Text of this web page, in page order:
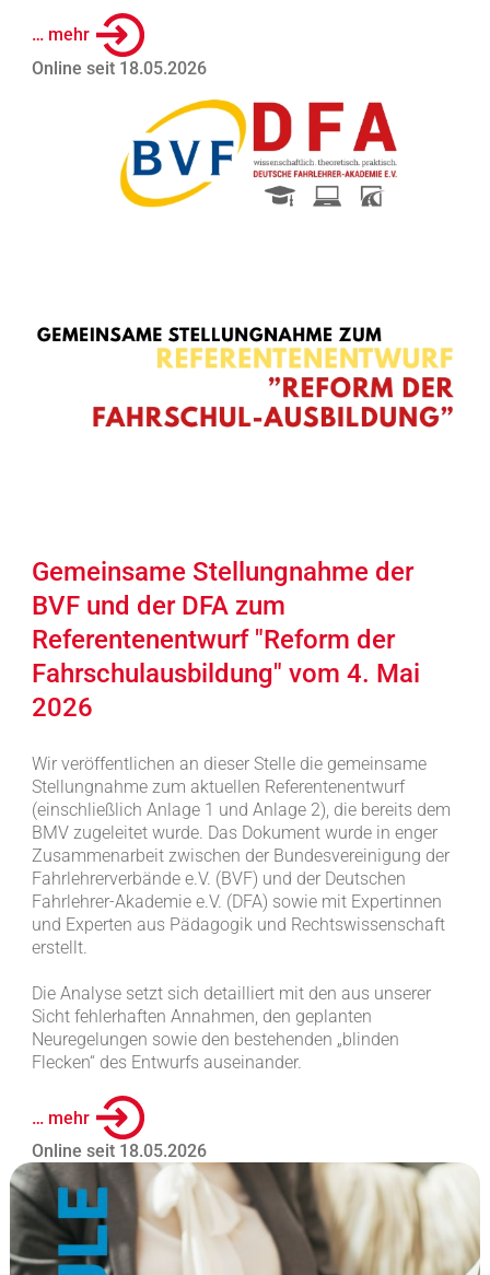
… mehr
Online seit 18.05.2026
Gemeinsame Stellungnahme der
BVF und der DFA zum
Referentenentwurf "Reform der
Fahrschulausbildung" vom 4. Mai
2026
Wir veröffentlichen an dieser Stelle die gemeinsame
Stellungnahme zum aktuellen Referentenentwurf
(einschließlich Anlage 1 und Anlage 2), die bereits dem
BMV zugeleitet wurde. Das Dokument wurde in enger
Zusammenarbeit zwischen der Bundesvereinigung der
Fahrlehrerverbände e.V. (BVF) und der Deutschen
Fahrlehrer-Akademie e.V. (DFA) sowie mit Expertinnen
und Experten aus Pädagogik und Rechtswissenschaft
erstellt.
Die Analyse setzt sich detailliert mit den aus unserer
Sicht fehlerhaften Annahmen, den geplanten
Neuregelungen sowie den bestehenden „blinden
Flecken“ des Entwurfs auseinander.
… mehr
Online seit 18.05.2026